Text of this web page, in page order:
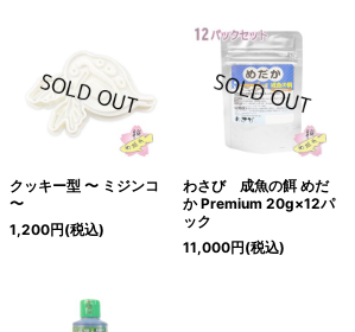
クッキー型 〜 ミジンコ
〜
1,200円(税込)
わさび 成魚の餌 めだ
か Premium 20g×12パ
ック
11,000円(税込)